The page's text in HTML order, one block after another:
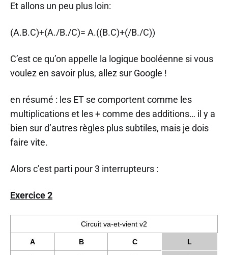
Et allons un peu plus loin:
(A.B.C)+(A./B./C)= A.((B.C)+(/B./C))
C’est ce qu’on appelle la logique booléenne si vous
voulez en savoir plus, allez sur Google !
en résumé : les ET se comportent comme les
multiplications et les + comme des additions… il y a
bien sur d’autres règles plus subtiles, mais je dois
faire vite.
Alors c’est parti pour 3 interrupteurs :
Exercice 2
Circuit va-et-vient v2
A B C L